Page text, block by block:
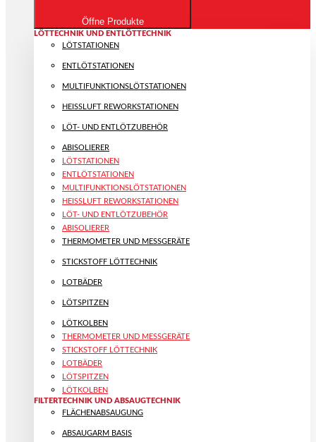
Öffne Produkte
LÖTTECHNIK UND ENTLÖTTECHNIK
LÖTSTATIONEN
ENTLÖTSTATIONEN
MULTIFUNKTIONS­LÖTSTATIONEN
HEISSLUFT REWORKSTATIONEN
LÖT- UND ENTLÖTZUBEHÖR
ABISOLIERER
LÖTSTATIONEN
ENTLÖTSTATIONEN
MULTIFUNKTIONS­LÖTSTATIONEN
HEISSLUFT REWORKSTATIONEN
LÖT- UND ENTLÖTZUBEHÖR
ABISOLIERER
THERMOMETER UND MESSGERÄTE
STICKSTOFF LÖTTECHNIK
LOTBÄDER
LÖTSPITZEN
LÖTKOLBEN
THERMOMETER UND MESSGERÄTE
STICKSTOFF LÖTTECHNIK
LOTBÄDER
LÖTSPITZEN
LÖTKOLBEN
FILTERTECHNIK UND ABSAUGTECHNIK
FLÄCHENABSAUGUNG
ABSAUGARM BASIS